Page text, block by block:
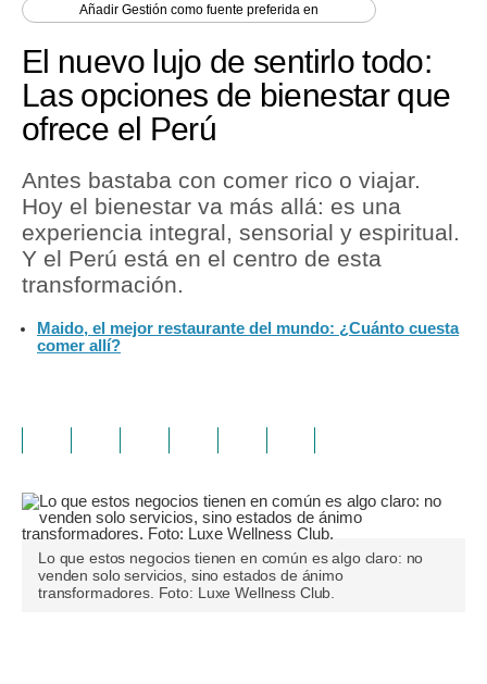
AñadirGestión como fuente preferida en
El nuevo lujo de sentirlo todo:
Las opciones de bienestar que
ofrece el Perú
Antes bastaba con comer rico o viajar.
Hoy el bienestar va más allá: es una
experiencia integral, sensorial y espiritual.
Y el Perú está en el centro de esta
transformación.
Maido, el mejor restaurante del mundo: ¿Cuánto cuesta
comer allí?
Lo que estos negocios tienen en común es algo claro: no
venden solo servicios, sino estados de ánimo
transformadores. Foto: Luxe Wellness Club.